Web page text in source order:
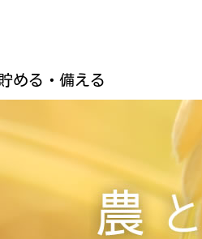
楽しく家庭菜園
地域を支える生産者
郷土資料館のご案内
める・備える
ひと・いえ・くるまの
キッチンスタジオみち
年金友の会のご案内
不動産・相続に関する
各種相談会
移動購買車「幸多ろう
クロージャー